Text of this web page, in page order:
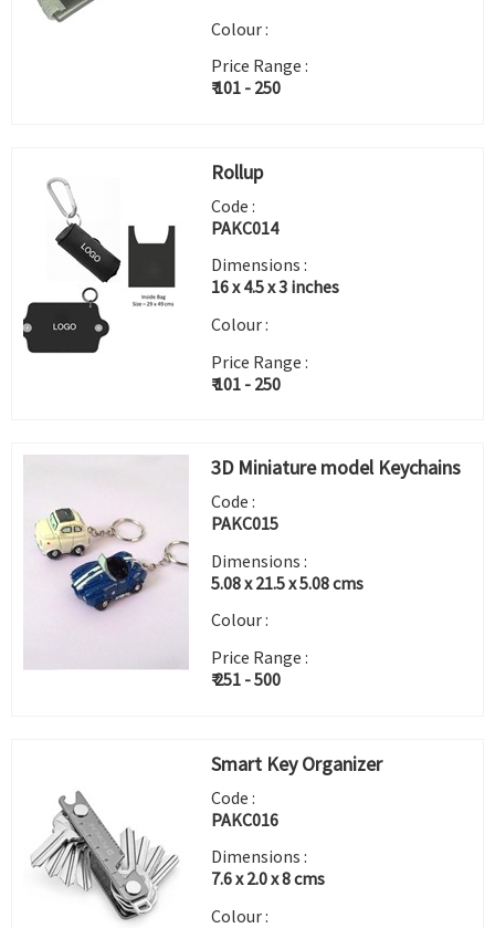
Colour :
Price Range :
₹ 101 - 250
Rollup
Code :
PAKC014
Dimensions :
16 x 4.5 x 3 inches
Colour :
Price Range :
₹ 101 - 250
3D Miniature model Keychains
Code :
PAKC015
Dimensions :
5.08 x 21.5 x 5.08 cms
Colour :
Price Range :
₹ 251 - 500
Smart Key Organizer
Code :
PAKC016
Dimensions :
7.6 x 2.0 x 8 cms
Colour :